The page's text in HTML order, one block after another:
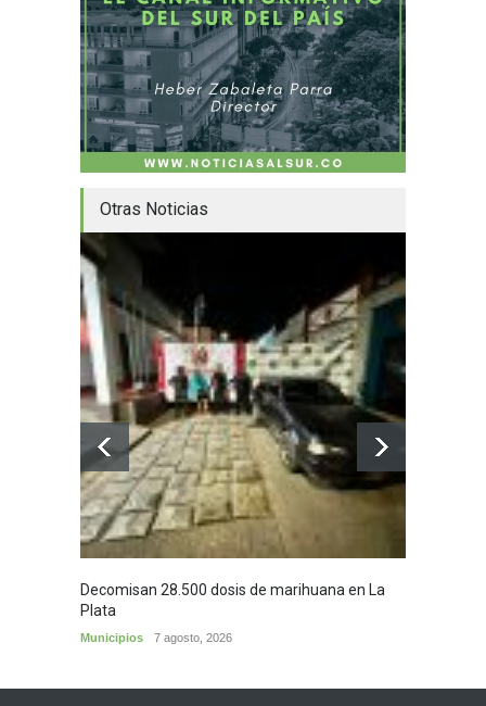
Otras Noticias
Decomisan 28.500 dosis de marihuana en La
Plata
Municipios 7 agosto, 2026